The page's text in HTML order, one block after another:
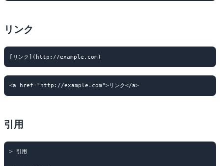
リンク
引用
> 引用